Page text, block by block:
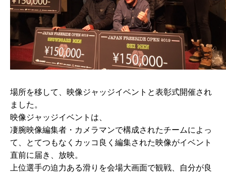
場所を移して、映像ジャッジイベントと表彰式開催され
ました。
映像ジャッジイベントは、
凄腕映像編集者・カメラマンで構成されたチームによっ
て、とてつもなくカッコ良く編集された映像がイベント
直前に届き、放映。
上位選手の迫力ある滑りを会場大画面で観戦、自分が良